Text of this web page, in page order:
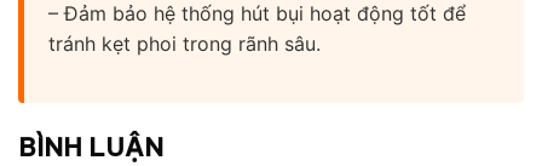
– Đảm bảo hệ thống hút bụi hoạt động tốt để
tránh kẹt phoi trong rãnh sâu.
BÌNH LUẬN